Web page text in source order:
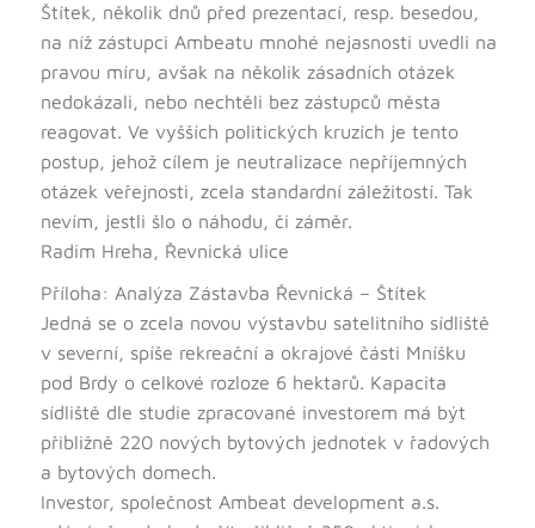
Štítek, několik dnů před prezentací, resp. besedou,
na níž zástupci Ambeatu mnohé nejasnosti uvedli na
pravou míru, avšak na několik zásadních otázek
nedokázali, nebo nechtěli bez zástupců města
reagovat. Ve vyšších politických kruzích je tento
postup, jehož cílem je neutralizace nepříjemných
otázek veřejnosti, zcela standardní záležitostí. Tak
nevím, jestli šlo o náhodu, či záměr.
Radim Hreha, Řevnická ulice
Příloha: Analýza Zástavba Řevnická – Štítek
Jedná se o zcela novou výstavbu satelitního sídliště
v severní, spíše rekreační a okrajové části Mníšku
pod Brdy o celkové rozloze 6 hektarů. Kapacita
sídliště dle studie zpracované investorem má být
přibližně 220 nových bytových jednotek v řadových
a bytových domech.
Investor, společnost Ambeat development a.s.